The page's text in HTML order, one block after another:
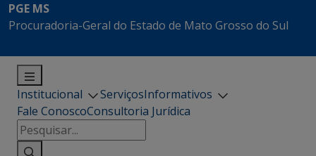
PGE MS
Procuradoria-Geral do Estado de Mato Grosso do Sul
Institucional ServiçosInformativos
Fale ConoscoConsultoria Jurídica
Pesquisar
por: